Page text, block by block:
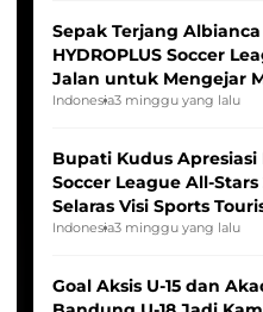
Sepak Terjang
HYDROPLUS Soccer
Jalan untuk Mengejar
Indonesia Putri
Indonesia3 minggu yang lalu
Bupati Kudus Apresiasi
Soccer League All-Stars
Selaras Visi Sports
Indonesia3 minggu yang lalu
Goal Aksis U-15 dan